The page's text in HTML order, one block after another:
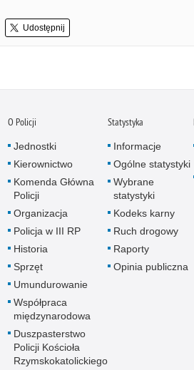
Udostępnij
O Policji
Jednostki
Kierownictwo
Komenda Główna
Policji
Organizacja
Policja w III RP
Historia
Sprzęt
Umundurowanie
Współpraca
międzynarodowa
Duszpasterstwo
Policji Kościoła
Rzymskokatolickiego
Statystyka
Informacje
Ogólne statystyki
Wybrane
statystyki
Kodeks karny
Ruch drogowy
Raporty
Opinia publiczna